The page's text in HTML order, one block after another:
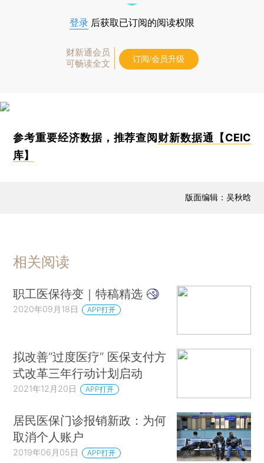
登录 后获取已订阅的阅读权限
财新通会员
可畅读全文
订阅/会员升级
参考重要经济数据，推荐查阅 财新数据通【CEIC
库】
版面编辑：吴秋晗
相关阅读
职工医保待变｜特稿精选
2020年09月18日 APP打开
拟改善“过度医疗” 医保支付方
式改革三年行动计划启动
2021年12月20日 APP打开
居民医保门诊报销新政：为何
取消个人账户
2019年06月05日 APP打开